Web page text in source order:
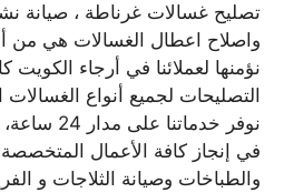
تصليح غسالات غرناطة ، صيانة
واصلاح اعطال الغسالات هي من
نؤمنها لعملائنا في أرجاء الكويت
التصليحات لجميع أنواع الغسالات
نوفر
في إنجاز كافة الأعمال
والطباخات وصيانة الثلاجات و